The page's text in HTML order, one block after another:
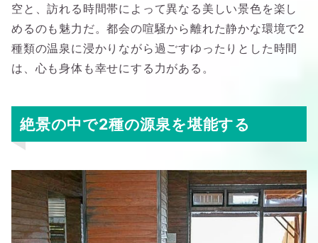
空と、訪れる時間帯によって異なる美しい景色を楽し
めるのも魅力だ。都会の喧騒から離れた静かな環境で2
種類の温泉に浸かりながら過ごすゆったりとした時間
は、心も身体も幸せにする力がある。
絶景の中で2種の源泉を堪能する